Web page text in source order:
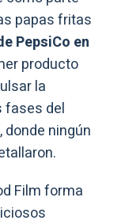
papas fritas
PepsiCo en
producto
la
fases del
ningún
Film forma